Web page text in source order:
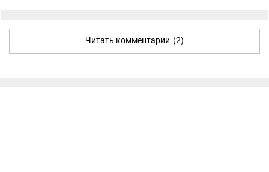
Читать комментарии (2)